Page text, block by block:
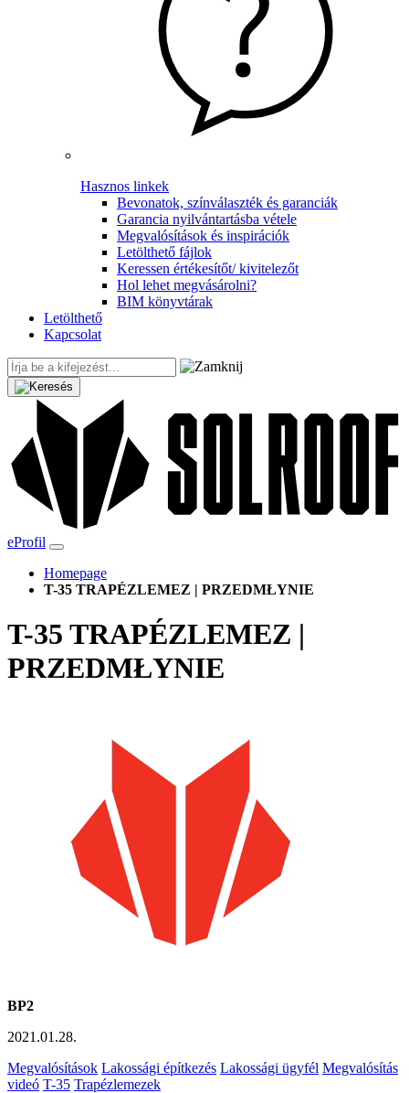
Hasznos linkek
Bevonatok, színválaszték és garanciák
Garancia nyilvántartásba vétele
Megvalósítások és inspirációk
Letölthető fájlok
Keressen értékesítőt/ kivitelezőt
Hol lehet megvásárolni?
BIM könyvtárak
Letölthető
Kapcsolat
eProfil
Homepage
T-35 TRAPÉZLEMEZ | PRZEDMŁYNIE
T-35 TRAPÉZLEMEZ |
PRZEDMŁYNIE
BP2
2021.01.28.
Megvalósítások Lakossági építkezés Lakossági ügyfél Megvalósítás
videó T-35 Trapézlemezek